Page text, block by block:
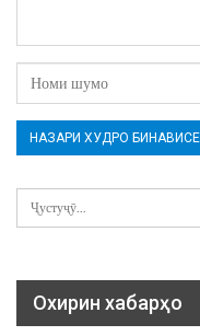
Охирин хабарҳо